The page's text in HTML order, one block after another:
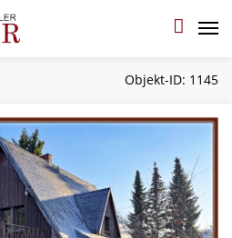
Objekt-ID: 1145